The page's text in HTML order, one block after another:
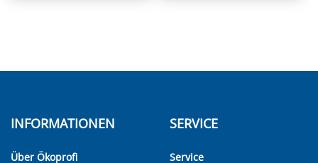
INFORMATIONEN
Über Ökoprofi
SERVICE
Service